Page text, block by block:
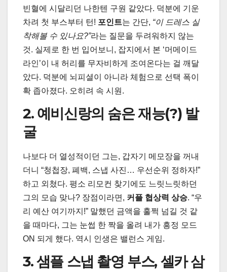
빈혈에 시달리던 나한텐 구원 같았다. 덕분에 기운
차려 첫 부스부터 턴! 포인트는 간단, “이 드레스 실
착해볼 수 있나요?”라는 질문을 두려워하지 않는
것. 실제로 한 번 입어보니, 잡지에서 본 ‘머메이드
라인’이 내 허리를 무자비하게 조여온다는 걸 깨달
았다. 덕분에 뇌피셜이 아니라 체험으로 선택 폭이
확 좁아졌다. 오히려 속 시원.
2. 예비신랑의 숨은 재능(?) 발
굴
나보다 더 열성적이던 그는, 갑자기 메모장을 꺼내
더니 “청첩장, 폐백, 스냅 사진… 우선순위 정하자!”
하고 외쳤다. 평소 리모컨 찾기에도 느릿느릿하던
그의 모습 맞나? 장점이라면, 커플 협상력 상승. “우
리 예산 여기까지!” 말했던 금액을 훌쩍 넘길 것 같
을 때마다, 그는 눈썹 한 짝을 올려 내가 흥정 모드
ON 되게 했다. 역시 인생은 밸런스 게임.
3. 샘플 스냅 촬영 부스, 셀카 삼